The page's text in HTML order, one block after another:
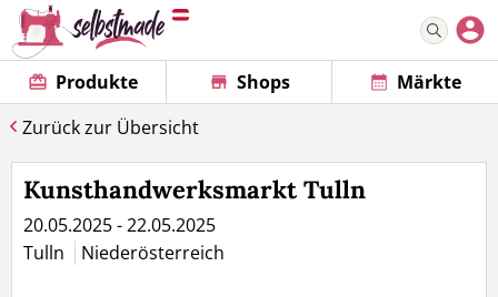
Produkte Shops
Märkte
Zurück zur Übersicht
Kunsthandwerksmarkt Tulln
20.05.2025 - 22.05.2025
Tulln
Niederösterreich